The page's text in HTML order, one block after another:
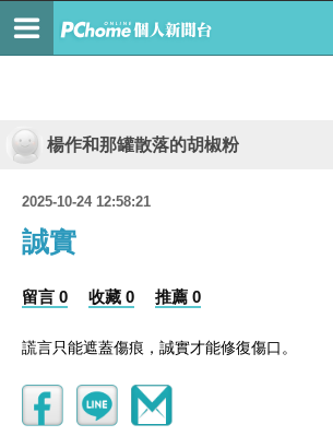
楊作和那罐散落的胡椒粉
2025-10-24 12:58:21
誠實
留言 0 收藏 0 推薦 0
謊言只能遮蓋傷痕，誠實才能修復傷口。